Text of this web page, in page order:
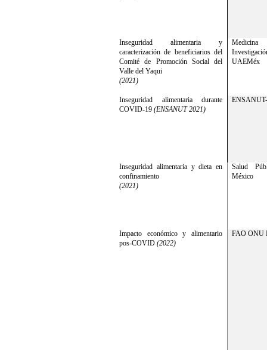
Inseguridad alimentaria y
caracterización de beneficiarios del
Comité de Promoción Social del
Valle del Yaqui
(2021)
Medicina
UAEMéx
Inseguridad alimentaria durante
COVID-19(ENSANUT 2021)
Inseguridad alimentaria y dieta en
confinamiento
(2021)
Salud
México
Impacto económico y alimentario
pos-COVID(2022)
FAO ONU